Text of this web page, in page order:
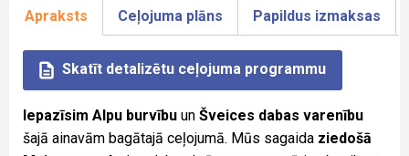
Apraksts Ceļojuma plāns Papildus izmaksas
Skatīt detalizētu ceļojuma programmu
Iepazīsim Alpu burvību un Šveices dabas varenību
šajā ainavām bagātajā ceļojumā. Mūs sagaida ziedošā